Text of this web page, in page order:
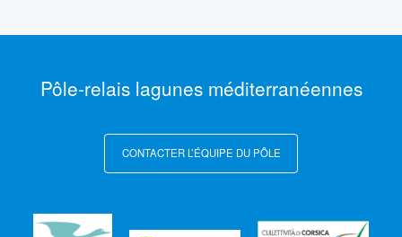
Pôle-relais lagunes méditerranéennes
CONTACTER L’ÉQUIPE DU PÔLE